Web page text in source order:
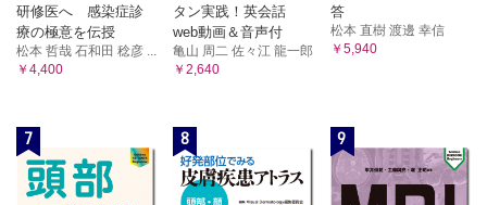
研修医へ 感染症診
療の極意を伝授
松本 哲哉 石和田 稔彦 ...
￥4,400
タン実践！英会話
web動画＆音声付
亀山 周二 佐々江 龍一郎
￥2,640
答
松本 直樹 渡邊 幸信
￥5,940
7 8 9